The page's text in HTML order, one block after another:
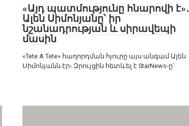
«Այդ պատմությունը հնարովի է»․
Ալեն Սիմոնյանը՝ իր
նշանադրության և սիրավեպի
մասին
«Tete A Tete» հաղորդման հյուրը այս անգամ Ալեն
Սիմոնյանն էր։ Զրույցին հետևել է StarNews-ը՝